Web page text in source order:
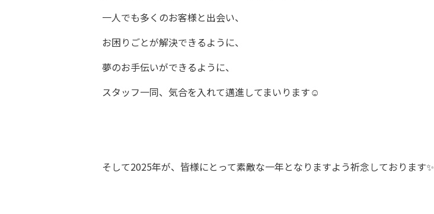
一人でも多くのお客様と出会い、
お困りごとが解決できるように、
夢のお手伝いができるように、
スタッフ一同、気合を入れて邁進してまいります☺️
そして2025年が、皆様にとって素敵な一年となりますよう祈念しております✨